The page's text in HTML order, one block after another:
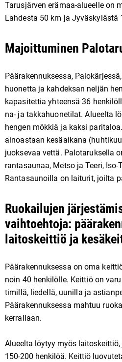
Tarusjärven erämaa-alueelle on
Lahdesta 50 km ja Jyväskylästä
Majoittuminen
Päärakennuksessa,
huonetta ja kahdeksan neljän
ka­pa­si­tet­tia yh­teen­sä 36
na- ja tak­ka­huo­ne­ti­lat. Alueelta
hengen mökkiä ja kaksi
ainoastaan kesäaikana
juok­se­vaa vet­tä. Palotaruksella
rantasaunaa, Metso ja Teeri,
Rantasaunoilla on laiturit, joilta
Ruokailujen
vaihtoehtoja:
laitoskeittiö ja
Päära­ken­nuk­ses­sa on oma
noin 40 hen­ki­löl­le. Keit­tiö on
ti­mil­lä, lie­del­lä, uu­nil­la ja
Päärakennuksessa mahtuu
kerrallaan.
Alu­eel­ta löy­tyy myös
150-200 hen­ki­löä. Keit­tiö